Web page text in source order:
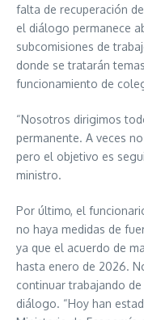
falta de recuperación
el diálogo permanece
subcomisiones de
donde se tratarán
funcionamiento de
“Nosotros dirigimos
permanente. A veces
pero el objetivo es
ministro.
Por último, el
no haya medidas de
ya que el acuerdo de
hasta enero de 2026.
continuar trabajando
diálogo. “Hoy han